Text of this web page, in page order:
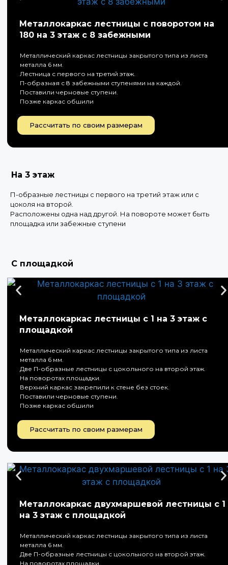
Металлокаркас лестницы с поворотом на
180 на 3 этаж с 8 забежными
Металлический каркас лестницы закрытого типа из листа
металла 6 мм.
Лестница с первого на третий этаж.
П-образная с 8 забежными ступенями на каждой.
Поставили черновые ступени.
Позже каркас обшили
Рассчитать по своим размерам
На 3 этаж
П-образные лестницы с первого на третий этаж или с
цоколя на второй.
Расположены одна над другой. На повороте может быть
площадка или забежные ступени
С площадкой
Металлокаркас лестницы с 1 на 3 этаж с
площадкой
Металлический каркас лестницы закрытого типа из листа
металла 6 мм.
Две П-образные лестницы с цокольного на второй этаж.
На поворотах площадки.
Верхний каркас закрепили к стене без стоек.
Поставили черновые ступени.
Позже каркас обшили
Рассчитать по своим размерам
Металлокаркас двухмаршевой лестницы с 1
на 3 этаж с площадкой
Металлический каркас лестницы закрытого типа из листа
металла 6 мм.
Две П-образные лестницы с цокольного на второй этаж.
На поворотах площадки.